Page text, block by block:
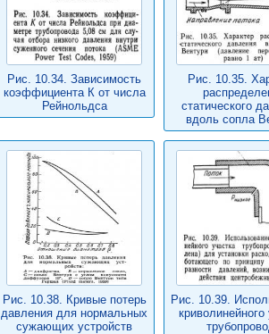
Рис. 10.34. Зависимость
коэффициента К от числа
Рейнольдса
Рис. 10.35.
статического
вдоль сопла
Рис. 10.38. Кривые потерь
давления для нормальных
сужающих устройств
Рис. 10.39.
криволинейного